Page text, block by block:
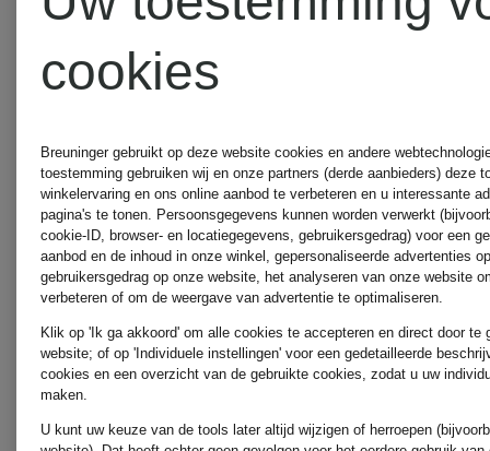
klein
Jellycat
KENNEL &
SCHMENGER
GOES
ROSSI
REPEAT
cookies
Breuninger gebruikt op deze website cookies en andere
toestemming gebruiken wij en onze partners (derde aanbieders) deze
winkelervaring en ons online aanbod te verbeteren en u interessante
pagina's te tonen. Persoonsgegevens kunnen worden verwerkt
cookie-ID, browser- en locatiegegevens, gebruikersgedrag) voor een
aanbod en de inhoud in onze winkel, gepersonaliseerde advertenties
gebruikersgedrag op onze website, het analyseren van onze website
verbeteren of om de weergave van advertentie te optimaliseren.
Klik op 'Ik ga akkoord' om alle cookies te accepteren en direct door te
website; of op 'Individuele instellingen' voor een gedetailleerde
cookies en een overzicht van de gebruikte cookies, zodat u uw
maken.
U kunt uw keuze van de tools later altijd wijzigen of herroepen